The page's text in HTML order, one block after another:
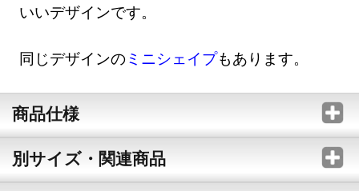
いいデザインです。
同じデザインのミニシェイプもあります。
商品仕様
別サイズ・関連商品